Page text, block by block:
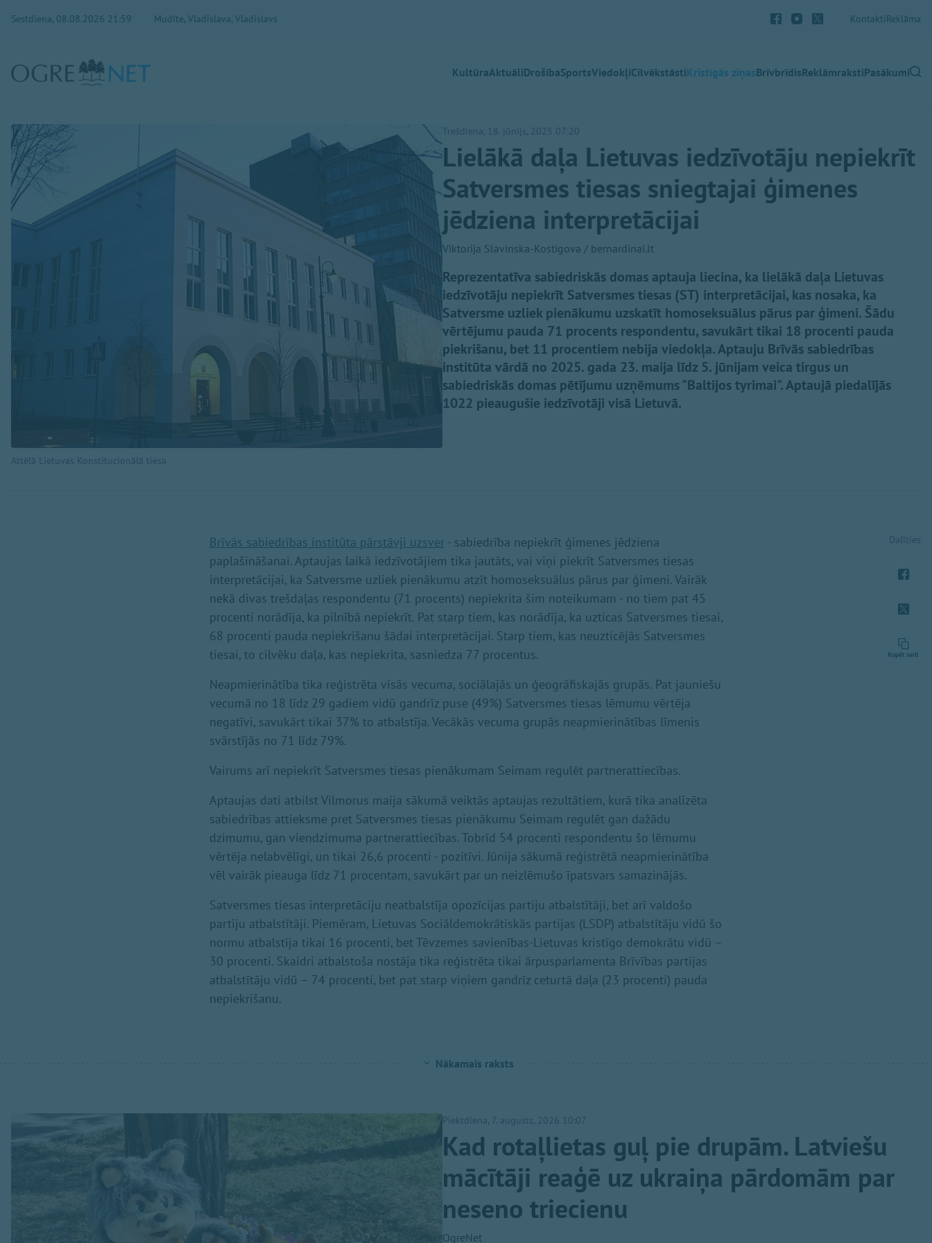
Sestdiena, 08.08.2026 21:59 Mudīte, Vladislava, Vladislavs KontaktiReklāma
KultūraAktuāliDrošībaSportsViedokļiCilvēkstāstiKristīgās ziņasBrīvbrīdisReklāmrakstiPasākumi
Attēlā Lietuvas Konstitucionālā tiesa
Trešdiena, 18. jūnijs, 2025 07:20
Lielākā daļa Lietuvas iedzīvotāju nepiekrīt
Satversmes tiesas sniegtajai ģimenes
jēdziena interpretācijai
Viktorija Slavinska-Kostigova / bernardinai.lt
Reprezentatīva sabiedriskās domas aptauja liecina, ka lielākā daļa Lietuvas
iedzīvotāju nepiekrīt Satversmes tiesas (ST) interpretācijai, kas nosaka, ka
Satversme uzliek pienākumu uzskatīt homoseksuālus pārus par ģimeni. Šādu
vērtējumu pauda 71 procents respondentu, savukārt tikai 18 procenti pauda
piekrišanu, bet 11 procentiem nebija viedokļa. Aptauju Brīvās sabiedrības
institūta vārdā no 2025. gada 23. maija līdz 5. jūnijam veica tirgus un
sabiedriskās domas pētījumu uzņēmums "Baltijos tyrimai". Aptaujā piedalījās
1022 pieaugušie iedzīvotāji visā Lietuvā.
Brīvās sabiedrības institūta pārstāvji uzsver- sabiedrība nepiekrīt ģimenes jēdziena
paplašināšanai. Aptaujas laikā iedzīvotājiem tika jautāts, vai viņi piekrīt Satversmes tiesas
interpretācijai, ka Satversme uzliek pienākumu atzīt homoseksuālus pārus par ģimeni. Vairāk
nekā divas trešdaļas respondentu (71 procents) nepiekrita šim noteikumam - no tiem pat 45
procenti norādīja, ka pilnībā nepiekrīt. Pat starp tiem, kas norādīja, ka uzticas Satversmes tiesai,
68 procenti pauda nepiekrišanu šādai interpretācijai. Starp tiem, kas neuzticējās Satversmes
tiesai, to cilvēku daļa, kas nepiekrita, sasniedza 77 procentus.
Neapmierinātība tika reģistrēta visās vecuma, sociālajās un ģeogrāfiskajās grupās. Pat jauniešu
vecumā no 18 līdz 29 gadiem vidū gandrīz puse (49%) Satversmes tiesas lēmumu vērtēja
negatīvi, savukārt tikai 37% to atbalstīja. Vecākās vecuma grupās neapmierinātības līmenis
svārstījās no 71 līdz 79%.
Vairums arī nepiekrīt Satversmes tiesas pienākumam Seimam regulēt partnerattiecības.
Aptaujas dati atbilst Vilmorus maija sākumā veiktās aptaujas rezultātiem, kurā tika analizēta
sabiedrības attieksme pret Satversmes tiesas pienākumu Seimam regulēt gan dažādu
dzimumu, gan viendzimuma partnerattiecības. Tobrīd 54 procenti respondentu šo lēmumu
vērtēja nelabvēlīgi, un tikai 26,6 procenti - pozitīvi. Jūnija sākumā reģistrētā neapmierinātība
vēl vairāk pieauga līdz 71 procentam, savukārt par un neizlēmušo īpatsvars samazinājās.
Satversmes tiesas interpretāciju neatbalstīja opozīcijas partiju atbalstītāji, bet arī valdošo
partiju atbalstītāji. Piemēram, Lietuvas Sociāldemokrātiskās partijas (LSDP) atbalstītāju vidū šo
normu atbalstīja tikai 16 procenti, bet Tēvzemes savienības-Lietuvas kristīgo demokrātu vidū –
30 procenti. Skaidri atbalstoša nostāja tika reģistrēta tikai ārpusparlamenta Brīvības partijas
atbalstītāju vidū – 74 procenti, bet pat starp viņiem gandrīz ceturtā daļa (23 procenti) pauda
nepiekrišanu.
Dalīties
Kopēt saiti
Nākamais raksts
Piektdiena, 7. augusts, 2026 10:07
Kad rotaļlietas guļ pie drupām. Latviešu
mācītāji reaģē uz ukraiņa pārdomām par
neseno triecienu
OgreNet